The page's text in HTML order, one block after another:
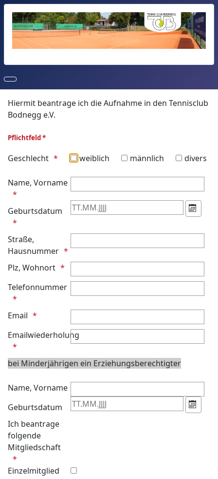
Hiermit beantrage ich die Aufnahme in den Tennisclub
Bodnegg e.V.
Pflichtfeld *
Geschlecht weiblich männlich divers
Name, Vorname
Geburtsdatum
Straße,
Hausnummer
Plz, Wohnort
Telefonnummer
Email
Emailwiederholung
bei Minderjährigen ein Erziehungsberechtigter
Name, Vorname
Geburtsdatum
Ich beantrage
folgende
Mitgliedschaft
Einzelmitglied